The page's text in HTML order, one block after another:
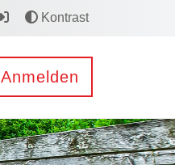
Kontrast
Anmelden